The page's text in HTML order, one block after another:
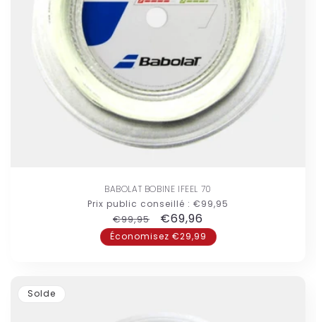
BABOLAT BOBINE IFEEL 70
Prix public conseillé : €99,95
Prix
habituel
€99,95
Prix
promotionnel
€69,96
Économisez €29,99
Solde